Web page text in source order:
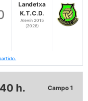
Landetxa
K.T.C.D.
Alevín 2015
(2026)
h. Campo 1